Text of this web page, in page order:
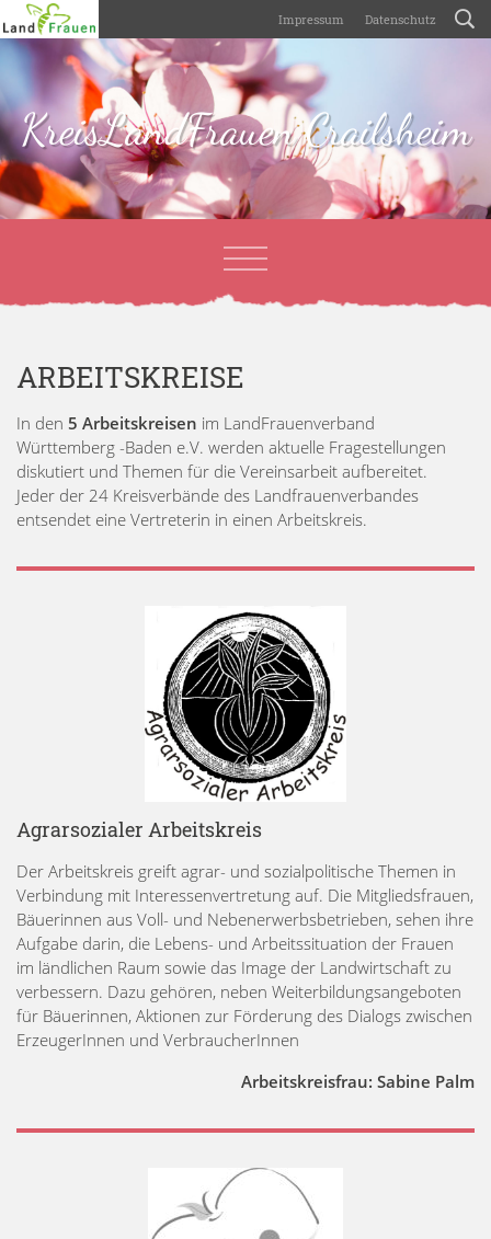
Impressum Datenschutz
KreisLandFrauen Crailsheim
ARBEITSKREISE
In den 5 Arbeitskreisen im LandFrauenverband
Württemberg -Baden e.V. werden aktuelle Fragestellungen
diskutiert und Themen für die Vereinsarbeit aufbereitet.
Jeder der 24 Kreisverbände des Landfrauenverbandes
entsendet eine Vertreterin in einen Arbeitskreis.
Agrarsozialer Arbeitskreis
Der Arbeitskreis greift agrar- und sozialpolitische Themen in
Verbindung mit Interessenvertretung auf. Die Mitgliedsfrauen,
Bäuerinnen aus Voll- und Nebenerwerbsbetrieben, sehen ihre
Aufgabe darin, die Lebens- und Arbeitssituation der Frauen
im ländlichen Raum sowie das Image der Landwirtschaft zu
verbessern. Dazu gehören, neben Weiterbildungsangeboten
für Bäuerinnen, Aktionen zur Förderung des Dialogs zwischen
ErzeugerInnen und VerbraucherInnen
Arbeitskreisfrau: Sabine Palm